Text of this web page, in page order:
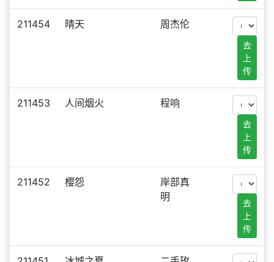
211454 晴天 周杰伦
去
上
传
211453 人间烟火 程响
去
上
传
211452 樱怨
岸部真
明
去
上
传